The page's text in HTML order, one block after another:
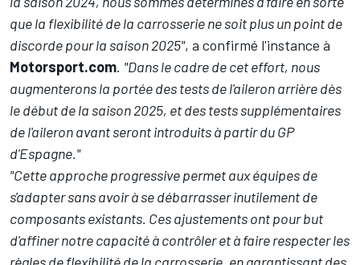
que la flexibilité de la carrosserie ne soit plus un point de
discorde pour la saison 2025", a confirmé l'instance à
Motorsport.com. "Dans le cadre de cet effort, nous
augmenterons la portée des tests de l'aileron arrière dès
le début de la saison 2025, et des tests supplémentaires
de l'aileron avant seront introduits à partir du GP
d'Espagne."
"Cette approche progressive permet aux équipes de
s'adapter sans avoir à se débarrasser inutilement de
composants existants. Ces ajustements ont pour but
d'affiner notre capacité à contrôler et à faire respecter les